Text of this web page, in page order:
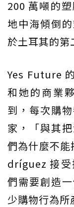
200 萬噸的
地中海傾倒
於土耳其的第
Yes Future
和她的商業
到，每次購
家，「與其
們為什麼不
dríguez 接受
們需要創造
少購物行為所